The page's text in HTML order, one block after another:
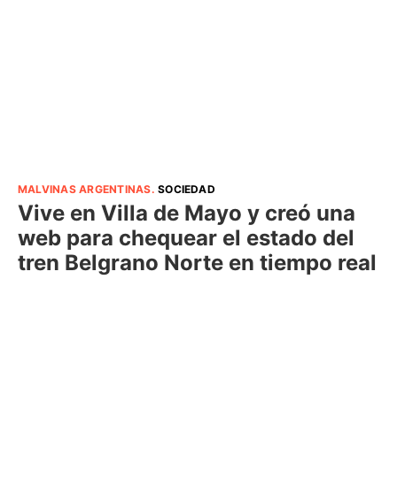
MALVINAS ARGENTINAS.SOCIEDAD
Vive en Villa de Mayo y creó una
web para chequear el estado del
tren Belgrano Norte en tiempo real